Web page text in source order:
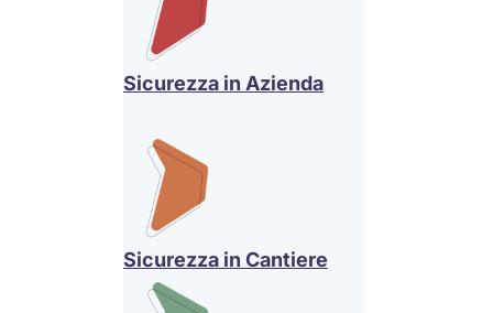
Sicurezza in Azienda
Sicurezza in Cantiere